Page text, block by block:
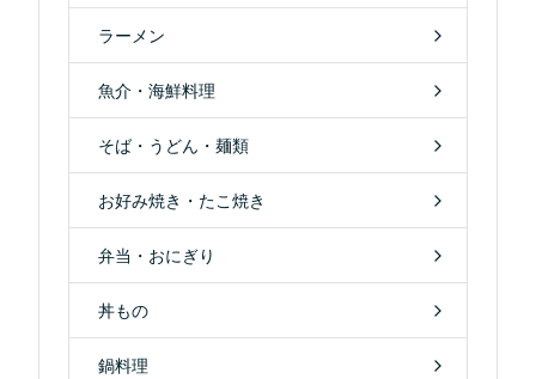
ラーメン
魚介・海鮮料理
そば・うどん・麺類
お好み焼き・たこ焼き
弁当・おにぎり
丼もの
鍋料理